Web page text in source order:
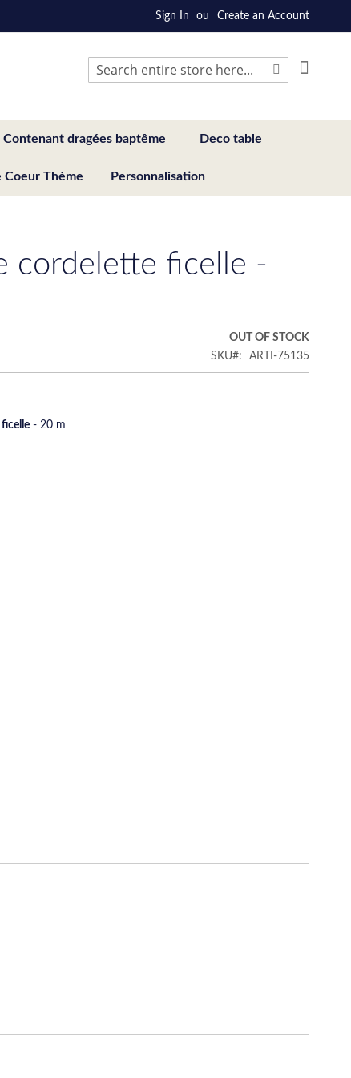
Sign In Create an Account
Search
Contenant dragées baptême Deco table
Coeur Thème Personnalisation
cordelette ficelle -
OUT OF STOCK
SKU
ARTI-75135
- 20 m